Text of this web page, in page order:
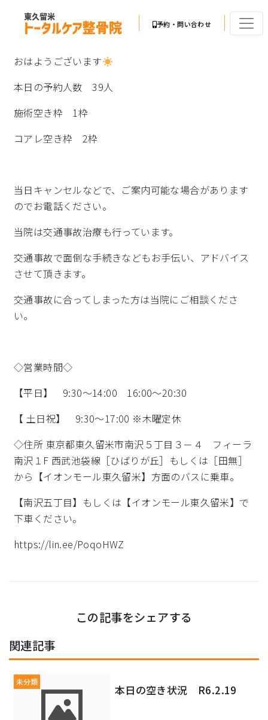
予約・問い合わせ
おはようございます
本日の予約人数 39人
施術空き枠 1枠
コアレ空き枠 2枠
当日キャンセルなどで、ご案内可能な場合があります
のでお電話ください。
当院は交通事故治療も行っています。
交通事故で面倒な手続きなどもお手伝い、アドバイス
させて頂きます。
交通事故に合ってしまった方は当院にご相談くださ
い。
◇営業時間◇
【平日】 9:30～14:00 16:00～20:30
【 土日祝】 9:30～17:00 ※木曜定休
◇住所 東京都東久留米市南沢５丁目３－４ フィーラ
南沢１F 西武池袋線［ひばりが丘］もしくは［田無］
から【イオンモール東久留米】方面のバスに乗車。
【南沢五丁目】もしくは【イオンモール東久留米】で
下車ください。
https://lin.ee/PoqoHWZ
この記事をシェアする
関連記事
未分類
本日の空き状況 R6.2.19